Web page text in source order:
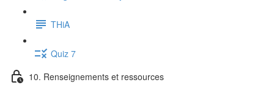
THiA
Quiz 7
10. Renseignements et ressources